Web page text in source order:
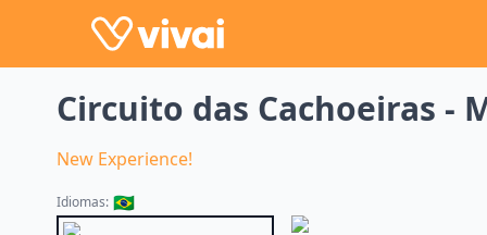
Circuito das Cachoeiras -
New Experience!
Idiomas: 🇧🇷